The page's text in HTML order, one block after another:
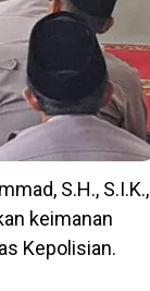
S.H., S.I.K.,
keimanan
Kepolisian.